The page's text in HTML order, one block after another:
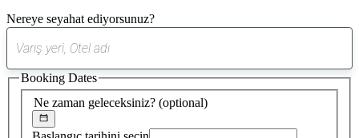
Nereye seyahat ediyorsunuz?
öneri
bulundu
Ne zaman geleceksiniz? (optional)
Booking Dates